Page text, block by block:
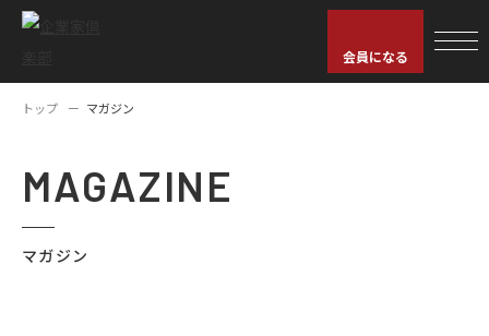
会員になる
トップ マガジン
MAGAZINE
マガジン